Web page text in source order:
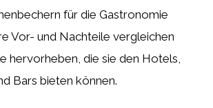
für die Gastronomie
Vor- und Nachteile vergleichen
hervorheben, die sie den Hotels,
Bars bieten können.